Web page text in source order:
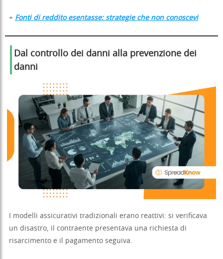
+ Fonti di reddito esentasse: strategie che non conoscevi
Dal controllo dei danni alla prevenzione dei
danni
I modelli assicurativi tradizionali erano reattivi: si verificava
un disastro, il contraente presentava una richiesta di
risarcimento e il pagamento seguiva.